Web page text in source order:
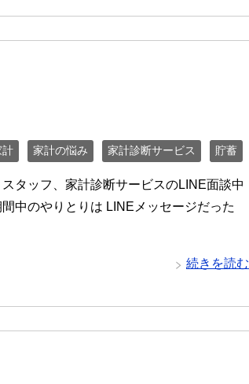
計 家計の悩み 家計診断サービス 貯蓄
タッフ、家計診断サービスのLINE面談中
中のやりとりは LINEメッセージだった
続きを読む